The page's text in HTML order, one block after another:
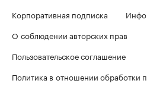
Корпоративная подписка
О соблюдении авторских прав
Пользовательское соглашение
Политика в отношении обработки